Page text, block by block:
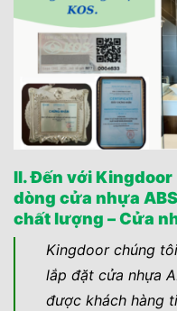
II. Đến với
dòng cửa nhựa
chất lượng – Cửa
Kingdoor chúng
lắp đặt cửa nhựa
được khách hàng